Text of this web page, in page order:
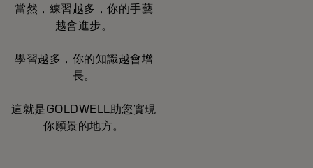
當然，練習越多，你的手藝
越會進步。
學習越多，你的知識越會增
長。
這就是GOLDWELL助您實現
你願景的地方。